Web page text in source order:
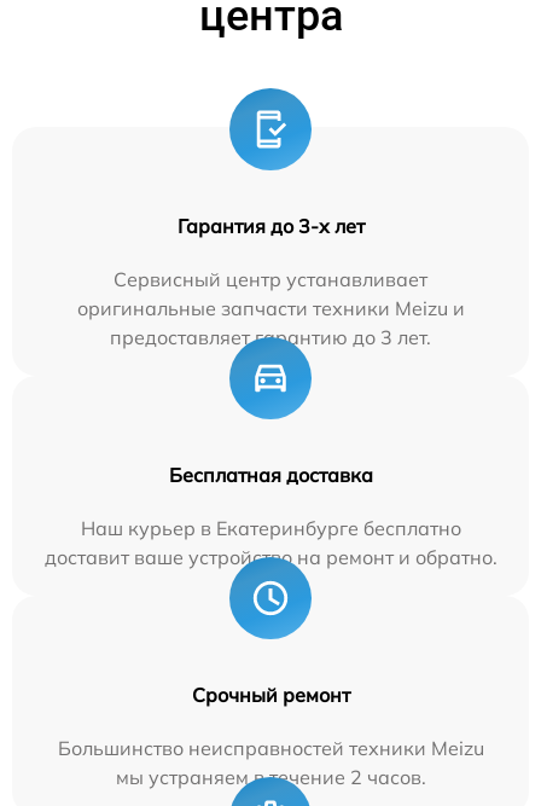
центра
Гарантия до 3-х лет
Сервисный центр устанавливает
оригинальные запчасти техники Meizu и
предоставляет гарантию до 3 лет.
Бесплатная доставка
Наш курьер в Екатеринбурге бесплатно
доставит ваше устройство на ремонт и обратно.
Срочный ремонт
Большинство неисправностей техники Meizu
мы устраняем в течение 2 часов.